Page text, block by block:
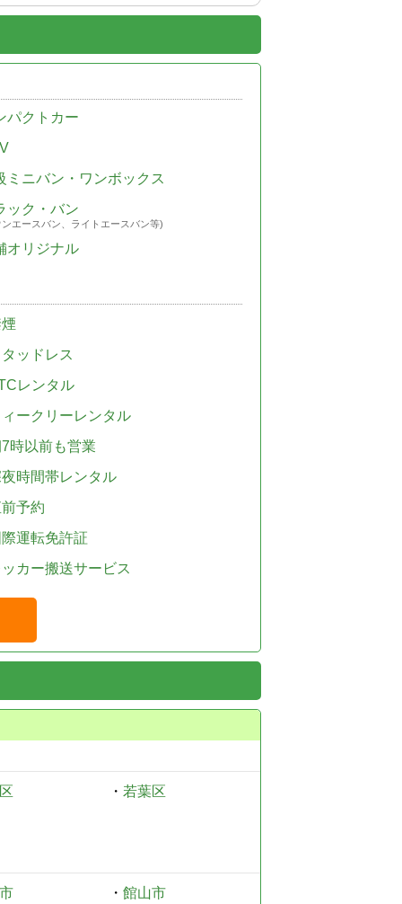
パクトカー
ミニバン・ワンボックス
ック・バン
エースバン、ライトエースバン等)
オリジナル
ッドレス
レンタル
ークリーレンタル
時以前も営業
時間帯レンタル
予約
運転免許証
カー搬送サービス
・ 若葉区
・ 館山市